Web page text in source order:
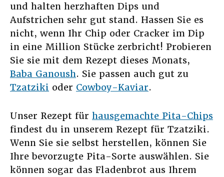
und halten herzhaften Dips und
Aufstrichen sehr gut stand. Hassen Sie es
nicht, wenn Ihr Chip oder Cracker im Dip
in eine Million Stücke zerbricht! Probieren
Sie sie mit dem Rezept dieses Monats,
Baba Ganoush. Sie passen auch gut zu
Tzatziki oder Cowboy-Kaviar.
Unser Rezept für hausgemachte Pita-Chips
findest du in unserem Rezept für Tzatziki.
Wenn Sie sie selbst herstellen, können Sie
Ihre bevorzugte Pita-Sorte auswählen. Sie
können sogar das Fladenbrot aus Ihrem